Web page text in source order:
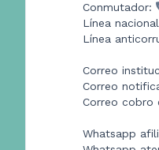
Conmutador:
Línea
Línea
Correo
Correo
Correo cobro
Whatsapp